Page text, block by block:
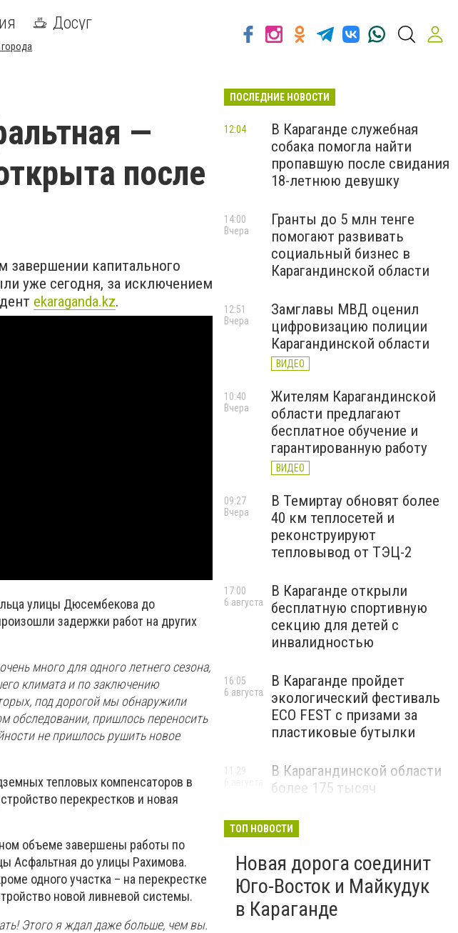
Досуг
города
—
после
капитального
уже сегодня, за исключением
ekaraganda.kz.
улицы Дюсембекова до
задержки работ на других
много для одного летнего сезона,
климата и по заключению
под дорогой мы обнаружили
обследовании, пришлось переносить
не пришлось рушить новое
тепловых компенсаторов в
перекрестков и новая
объеме завершены работы по
Асфальтная до улицы Рахимова.
одного участка – на перекрестке
новой ливневой системы.
Этого я ждал даже больше, чем вы.
ПОСЛЕДНИЕ НОВОСТИ
В Караганде служебная
собака помогла найти
пропавшую после свидания
18-летнюю девушку
12:04
Гранты до 5 млн тенге
помогают развивать
социальный бизнес в
Карагандинской области
14:00
Вчера
Замглавы МВД оценил
цифровизацию полиции
Карагандинской области
ВИДЕО
12:51
Вчера
Жителям Карагандинской
области предлагают
бесплатное обучение и
гарантированную работу
ВИДЕО
10:40
Вчера
В Темиртау обновят более
40 км теплосетей и
реконструируют
тепловывод от ТЭЦ-2
09:27
Вчера
В Караганде открыли
бесплатную спортивную
секцию для детей с
инвалидностью
17:00
6 августа
В Караганде пройдет
экологический фестиваль
ECO FEST с призами за
пластиковые бутылки
16:05
6 августа
В Карагандинской области
более 175 тысяч
учебный год 1 сентября
11:29
ТОП НОВОСТИ
Новая дорога соединит
Юго-Восток и Майкудук
в Караганде